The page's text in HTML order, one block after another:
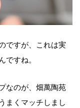
ですが、これは実
ですね。
なのが、畑萬陶苑
まくマッチしまし